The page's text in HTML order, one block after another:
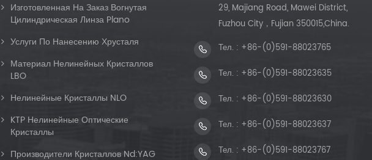
Изготовленная На Заказ Вогнутая
Цилиндрическая Линза Plano
Услуги По Нанесению Хрусталя
Материал Нелинейных Кристаллов
LBO
Нелинейные Кристаллы NLO
KTP Нелинейные Оптические
Кристаллы
Производители Кристаллов Nd:YAG
29, Majiang Road, Mawei District,
Fuzhou City，Fujian 350015,China.
Тел. : +86-(0)591-88023765
Тел. : +86-(0)591-88023635
Тел. : +86-(0)591-88023630
Тел. : +86-(0)591-88023637
Тел. : +86-(0)591-88023767